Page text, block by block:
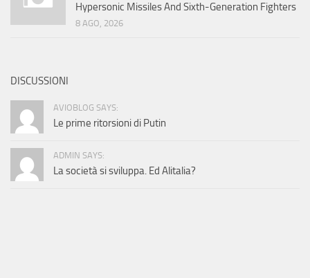
Hypersonic Missiles And Sixth-Generation Fighters
8 AGO, 2026
DISCUSSIONI
AVIOBLOG SAYS:
Le prime ritorsioni di Putin
ADMIN SAYS:
La società si sviluppa. Ed Alitalia?